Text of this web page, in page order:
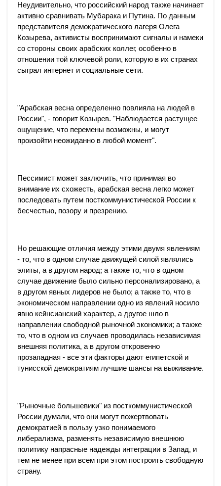
Неудивительно, что российский народ также начинает
активно сравнивать Мубарака и Путина. По данным
представителя демократического лагеря Олега
Козырева, активисты воспринимают сигналы и намеки
со стороны своих арабских коллег, особенно в
отношении той ключевой роли, которую в их странах
сыграл интернет и социальные сети.
"Арабская весна определенно повлияла на людей в
России", - говорит Козырев. "Наблюдается растущее
ощущение, что перемены возможны, и могут
произойти неожиданно в любой момент".
Пессимист может заключить, что принимая во
внимание их схожесть, арабская весна легко может
последовать путем посткоммунистической России к
бесчестью, позору и презрению.
Но решающие отличия между этими двумя явлениям
- то, что в одном случае движущей силой являлись
элиты, а в другом народ; а также то, что в одном
случае движение было сильно персонализировано, а
в другом явных лидеров не было; а также то, что в
экономическом направлении одно из явлений носило
явно кейнсианский характер, а другое шло в
направлении свободной рыночной экономики; а также
то, что в одном из случаев проводилась независимая
внешняя политика, а в другом откровенно
прозападная - все эти факторы дают египетской и
тунисской демократиям лучшие шансы на выживание.
"Рыночные большевики" из посткоммунистической
России думали, что они могут пожертвовать
демократией в пользу узко понимаемого
либерализма, разменять независимую внешнюю
политику напрасные надежды интеграции в Запад, и
тем не менее при всем при этом построить свободную
страну.